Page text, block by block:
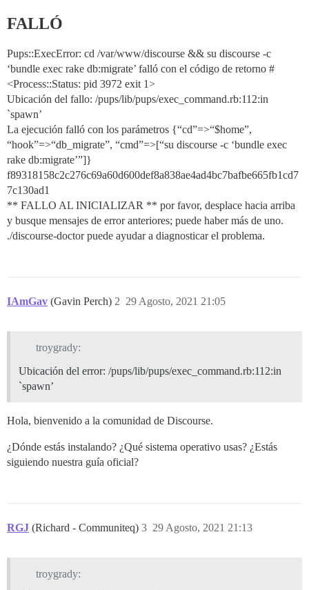
FALLÓ
Pups::ExecError: cd /var/www/discourse && su discourse -c
‘bundle exec rake db:migrate’ falló con el código de retorno #
<Process::Status: pid 3972 exit 1>
Ubicación del fallo: /pups/lib/pups/exec_command.rb:112:in
`spawn’
La ejecución falló con los parámetros {“cd”=>“$home”,
“hook”=>“db_migrate”, “cmd”=>[“su discourse -c ‘bundle exec
rake db:migrate’”]}
f89318158c2c276c69a60d600def8a838ae4ad4bc7bafbe665fb1cd7
7c130ad1
** FALLO AL INICIALIZAR ** por favor, desplace hacia arriba
y busque mensajes de error anteriores; puede haber más de uno.
./discourse-doctor puede ayudar a diagnosticar el problema.
IAmGav (Gavin Perch) 29 Agosto, 2021 21:05
2
troygrady:
Ubicación del error: /pups/lib/pups/exec_command.rb:112:in
`spawn’
Hola, bienvenido a la comunidad de Discourse.
¿Dónde estás instalando? ¿Qué sistema operativo usas? ¿Estás
siguiendo nuestra guía oficial?
RGJ (Richard - Communiteq) 29 Agosto, 2021 21:13
3
troygrady: